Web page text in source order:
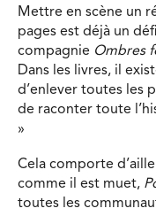
Mettre en scène un
pages est déjà un
compagnie Ombres
Dans les livres, il
d’enlever toutes les
de raconter toute
»
Cela comporte
comme il est muet,
toutes les